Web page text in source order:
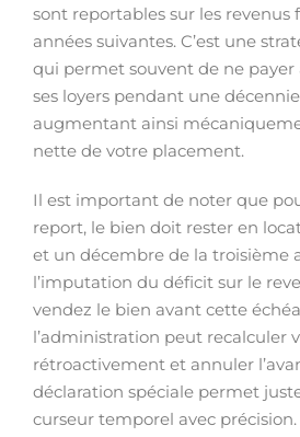
sont reportables sur les revenus
années suivantes. C’est une
qui permet souvent de ne
ses loyers pendant une
augmentant ainsi
nette de votre placement.
Il est important de noter que
report, le bien doit rester en
et un décembre de la troisième
l’imputation du déficit sur le
vendez le bien avant cette
l’administration peut recalculer
rétroactivement et annuler
déclaration spéciale permet
curseur temporel avec précision.